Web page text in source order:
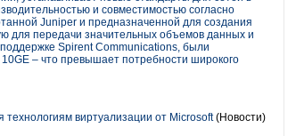
и совместимостью согласно
Juniper и предназначенной для создания
для передачи значительных объемов данных и
Spirent Communications, были
– что превышает потребности широкого
виртуализации от Microsoft(Новости)